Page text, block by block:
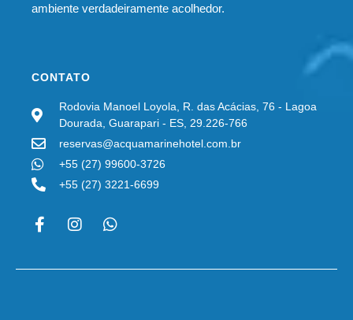
ambiente verdadeiramente acolhedor.
CONTATO
Rodovia Manoel Loyola, R. das Acácias, 76 - Lagoa
Dourada, Guarapari - ES, 29.226-766
reservas@acquamarinehotel.com.br
+55 (27) 99600-3726
+55 (27) 3221-6699